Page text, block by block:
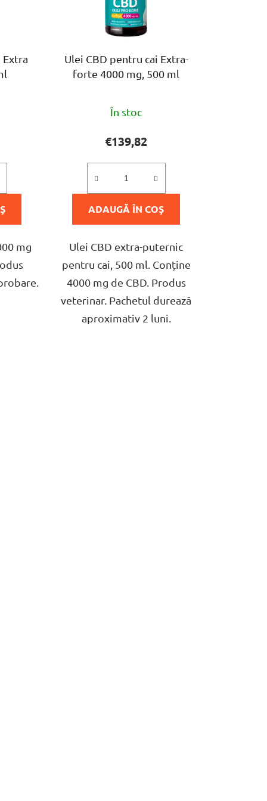
Extra
mg
Ulei CBD pentru cai Extra-
forte 4000 mg, 500 ml
medie
a
este
5,0
din
5
stele.
În stoc
€139,82
ADAUGĂ ÎN COŞ
Ulei CBD extra-puternic
pentru cai, 500 ml. Conține
4000 mg de CBD. Produs
veterinar. Pachetul durează
aproximativ 2 luni.